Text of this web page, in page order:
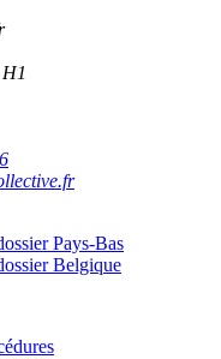
Pays-Bas
Belgique